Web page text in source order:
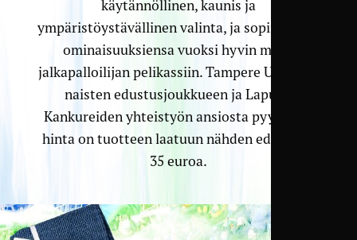
käytännöllinen, kaunis ja
ympäristöystävällinen valinta, ja sopii näiden
ominaisuuksiensa vuoksi hyvin myös
jalkapalloilijan pelikassiin. Tampere Unitedin
naisten edustusjoukkueen ja Lapuan
Kankureiden yhteistyön ansiosta pyyhkeen
hinta on tuotteen laatuun nähden edullinen
35 euroa.